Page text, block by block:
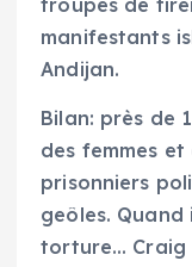
troupes de
manifestants
Andijan.
Bilan: près de
des femmes
prisonniers
geôles. Quand
torture… Craig